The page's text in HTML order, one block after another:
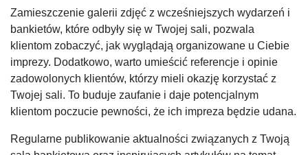
Zamieszczenie galerii zdjęć z wcześniejszych wydarzeń i
bankietów, które odbyły się w Twojej sali, pozwala
klientom zobaczyć, jak wyglądają organizowane u Ciebie
imprezy. Dodatkowo, warto umieścić referencje i opinie
zadowolonych klientów, którzy mieli okazję korzystać z
Twojej sali. To buduje zaufanie i daje potencjalnym
klientom poczucie pewności, że ich impreza będzie udana.
Regularne publikowanie aktualności związanych z Twoją